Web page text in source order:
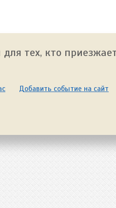
тех, кто
Добавить событие на сайт